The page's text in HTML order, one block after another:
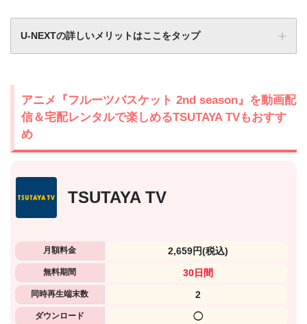
U-NEXTの詳しいメリットはここをタップ
アニメ『フルーツバスケット 2nd season』を動画配
信＆宅配レンタルで楽しめるTSUTAYA TVもおすす
め
TSUTAYA TV
月額料金 2,659円(税込)
無料期間 30日間
同時再生端末数 2
ダウンロード ◯